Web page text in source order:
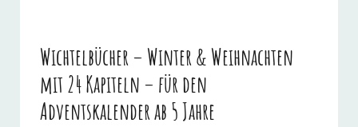
Wichtelbücher– Winter & Weihnachten
mit 24 Kapiteln – für den
Adventskalender ab 5 Jahre